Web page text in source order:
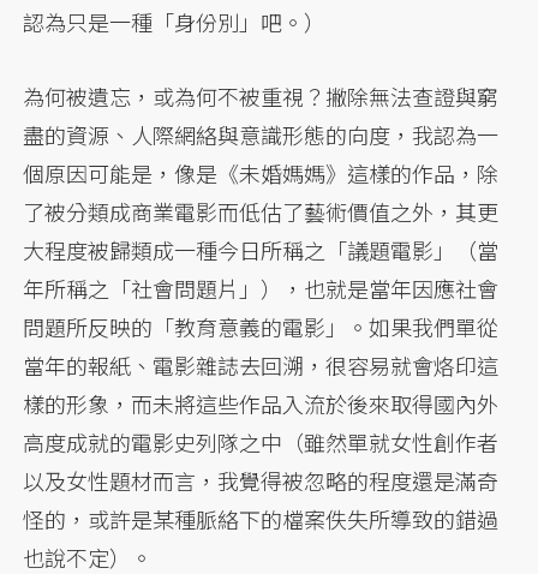
認為只是一種「身份別」吧。）
為何被遺忘，或為何不被重視？撇除無法查證與窮
盡的資源、人際網絡與意識形態的向度，我認為一
個原因可能是，像是《未婚媽媽》這樣的作品，除
了被分類成商業電影而低估了藝術價值之外，其更
大程度被歸類成一種今日所稱之「議題電影」（當
年所稱之「社會問題片」），也就是當年因應社會
問題所反映的「教育意義的電影」。如果我們單從
當年的報紙、電影雜誌去回溯，很容易就會烙印這
樣的形象，而未將這些作品入流於後來取得國內外
高度成就的電影史列隊之中（雖然單就女性創作者
以及女性題材而言，我覺得被忽略的程度還是滿奇
怪的，或許是某種脈絡下的檔案佚失所導致的錯過
也說不定）。